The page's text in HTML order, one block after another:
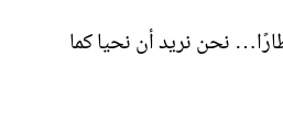
نحن نريد أن نحيا كما